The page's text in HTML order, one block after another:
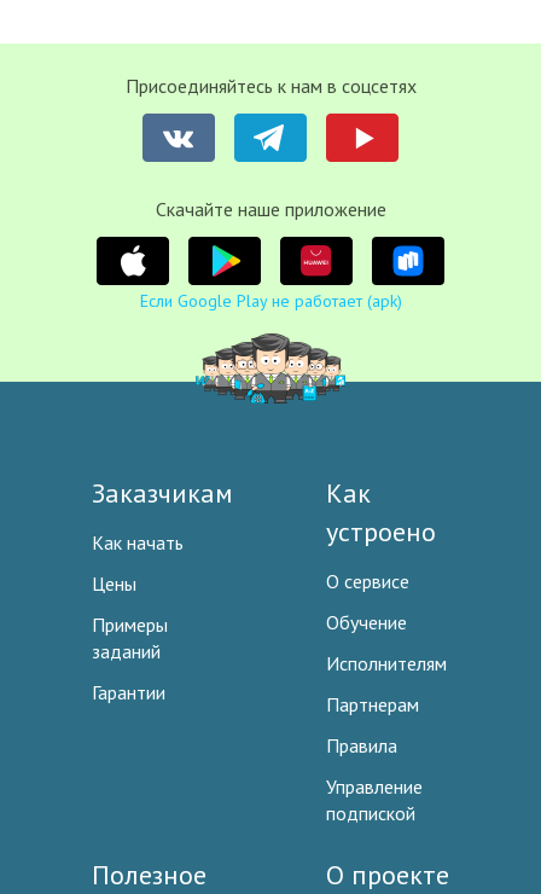
Присоединяйтесь к нам в соцсетях
Cкачайте наше приложение
Если Google Play не работает (apk)
Заказчикам
Как начать
Цены
Примеры
заданий
Гарантии
Как
устроено
О сервисе
Обучение
Исполнителям
Партнерам
Правила
Управление
подпиской
Полезное О проекте